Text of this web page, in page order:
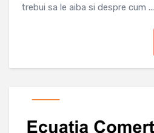
trebui sa le aiba si despre cum ...